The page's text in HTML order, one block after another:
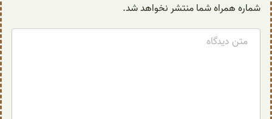
شماره همراه شما منتشر نخواهد شد.